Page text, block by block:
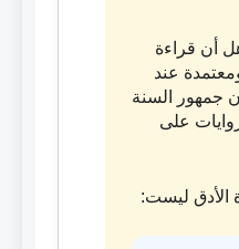
أن قراءة
عند
جمهور السنة
على
الأدق ليست: